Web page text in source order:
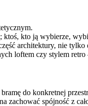
ktoś, kto ją wybierze,
architektury, nie
loftem czy stylem
do konkretnej
spójność z